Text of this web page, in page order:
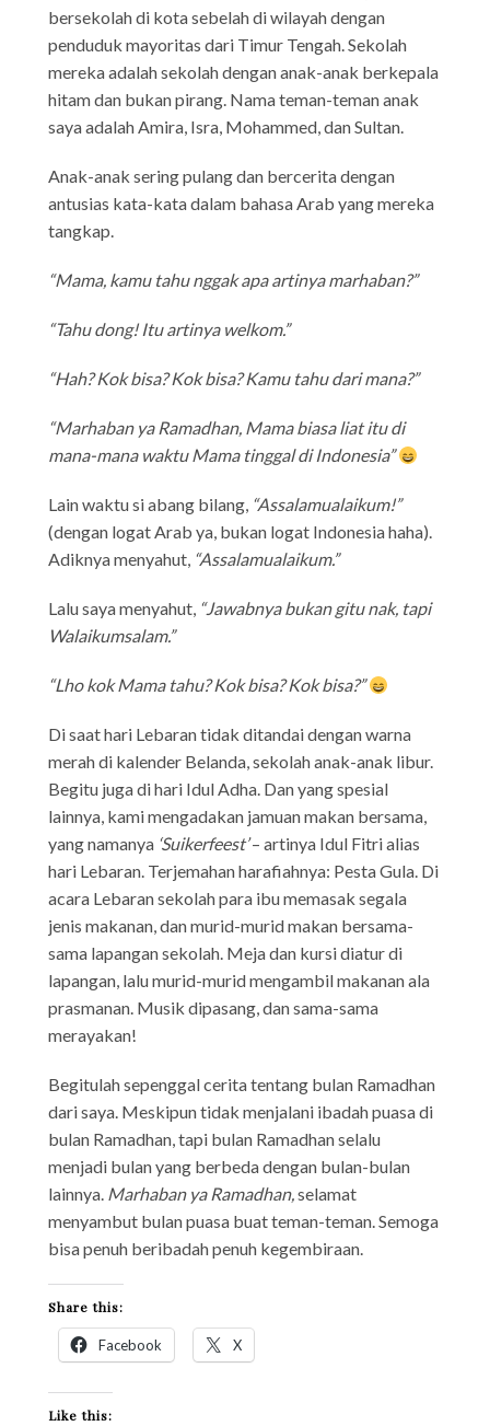
bersekolah di kota sebelah di wilayah dengan
penduduk mayoritas dari Timur Tengah. Sekolah
mereka adalah sekolah dengan anak-anak berkepala
hitam dan bukan pirang. Nama teman-teman anak
saya adalah Amira, Isra, Mohammed, dan Sultan.
Anak-anak sering pulang dan bercerita dengan
antusias kata-kata dalam bahasa Arab yang mereka
tangkap.
“Mama, kamu tahu nggak apa artinya marhaban?”
“Tahu dong! Itu artinya welkom.”
“Hah? Kok bisa? Kok bisa? Kamu tahu dari mana?”
“Marhaban ya Ramadhan, Mama biasa liat itu di
mana-mana waktu Mama tinggal di Indonesia”
Lain waktu si abang bilang, “Assalamualaikum!”
(dengan logat Arab ya, bukan logat Indonesia haha).
Adiknya menyahut, “Assalamualaikum.”
Lalu saya menyahut, “Jawabnya bukan gitu nak, tapi
Walaikumsalam.”
“Lho kok Mama tahu? Kok bisa? Kok bisa?”
Di saat hari Lebaran tidak ditandai dengan warna
merah di kalender Belanda, sekolah anak-anak libur.
Begitu juga di hari Idul Adha. Dan yang spesial
lainnya, kami mengadakan jamuan makan bersama,
yang namanya ‘Suikerfeest’– artinya Idul Fitri alias
hari Lebaran. Terjemahan harafiahnya: Pesta Gula. Di
acara Lebaran sekolah para ibu memasak segala
jenis makanan, dan murid-murid makan bersama-
sama lapangan sekolah. Meja dan kursi diatur di
lapangan, lalu murid-murid mengambil makanan ala
prasmanan. Musik dipasang, dan sama-sama
merayakan!
Begitulah sepenggal cerita tentang bulan Ramadhan
dari saya. Meskipun tidak menjalani ibadah puasa di
bulan Ramadhan, tapi bulan Ramadhan selalu
menjadi bulan yang berbeda dengan bulan-bulan
lainnya. Marhaban ya Ramadhan,selamat
menyambut bulan puasa buat teman-teman. Semoga
bisa penuh beribadah penuh kegembiraan.
Share this:
Facebook X
Like this: